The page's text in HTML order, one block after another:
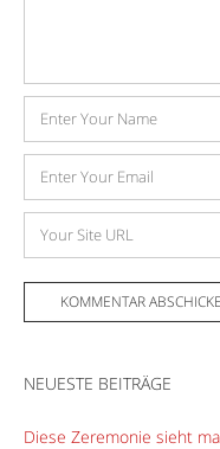
Name
Adresse
Website
NEUESTE BEITRÄGE
Diese Zeremonie sieht